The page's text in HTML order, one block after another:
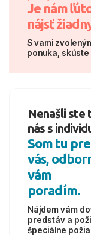
Je nám
nájsť
S vami
ponuka,
Nenašli ste
nás s
Som tu pre
vás,
vám
poradím.
Nájdem vám
predstáv a
špeciálne